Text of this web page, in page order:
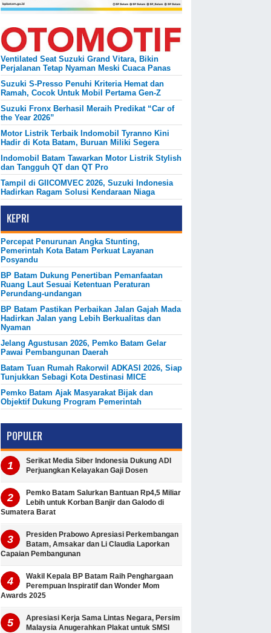
Ventilated Seat Suzuki Grand Vitara, Bikin
Perjalanan Tetap Nyaman Meski Cuaca Panas
Suzuki S-Presso Penuhi Kriteria Hemat dan
Ramah, Cocok Untuk Mobil Pertama Gen-Z
Suzuki Fronx Berhasil Meraih Predikat “Car of
the Year 2026”
Motor Listrik Terbaik Indomobil Tyranno Kini
Hadir di Kota Batam, Buruan Miliki Segera
Indomobil Batam Tawarkan Motor Listrik Stylish
dan Tangguh QT dan QT Pro
Tampil di GIICOMVEC 2026, Suzuki Indonesia
Hadirkan Ragam Solusi Kendaraan Niaga
KEPRI
Percepat Penurunan Angka Stunting,
Pemerintah Kota Batam Perkuat Layanan
Posyandu
BP Batam Dukung Penertiban Pemanfaatan
Ruang Laut Sesuai Ketentuan Peraturan
Perundang-undangan
BP Batam Pastikan Perbaikan Jalan Gajah Mada
Hadirkan Jalan yang Lebih Berkualitas dan
Nyaman
Jelang Agustusan 2026, Pemko Batam Gelar
Pawai Pembangunan Daerah
Batam Tuan Rumah Rakorwil ADKASI 2026, Siap
Tunjukkan Sebagi Kota Destinasi MICE
Pemko Batam Ajak Masyarakat Bijak dan
Objektif Dukung Program Pemerintah
POPULER
Serikat Media Siber Indonesia Dukung ADI
Perjuangkan Kelayakan Gaji Dosen
Pemko Batam Salurkan Bantuan Rp4,5 Miliar
Lebih untuk Korban Banjir dan Galodo di
Sumatera Barat
Presiden Prabowo Apresiasi Perkembangan
Batam, Amsakar dan Li Claudia Laporkan
Capaian Pembangunan
Wakil Kepala BP Batam Raih Penghargaan
Perempuan Inspiratif dan Wonder Mom
Awards 2025
Apresiasi Kerja Sama Lintas Negara, Persim
Malaysia Anugerahkan Plakat untuk SMSI